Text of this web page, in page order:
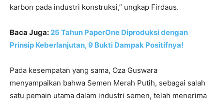
karbon pada industri konstruksi,” ungkap Firdaus.
Baca Juga: 25 Tahun PaperOne Diproduksi dengan
Prinsip Keberlanjutan, 9 Bukti Dampak Positifnya!
Pada kesempatan yang sama, Oza Guswara
menyampaikan bahwa Semen Merah Putih, sebagai salah
satu pemain utama dalam industri semen, telah menerima